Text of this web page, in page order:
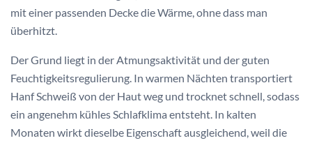
mit einer passenden Decke die Wärme, ohne dass man
überhitzt.
Der Grund liegt in der Atmungsaktivität und der guten
Feuchtigkeitsregulierung. In warmen Nächten transportiert
Hanf Schweiß von der Haut weg und trocknet schnell, sodass
ein angenehm kühles Schlafklima entsteht. In kalten
Monaten wirkt dieselbe Eigenschaft ausgleichend, weil die